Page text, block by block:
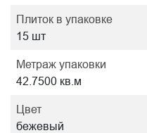
Плиток в упаковке
15 шт
Метраж упаковки
42.7500 кв.м
Цвет
бежевый